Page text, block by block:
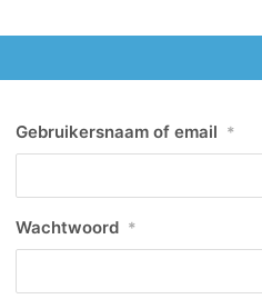
Gebruikersnaam of email *
Wachtwoord *